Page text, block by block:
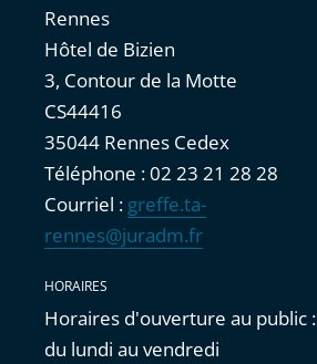
Rennes
Hôtel de Bizien
3, Contour de la Motte
CS44416
35044 Rennes Cedex
Téléphone : 02 23 21 28 28
Courriel : greffe.ta-
rennes@juradm.fr
HORAIRES
Horaires d'ouverture au public :
du lundi au vendredi